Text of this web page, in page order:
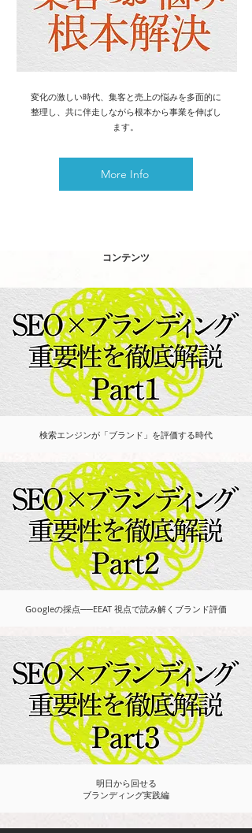
変化の激しい時代、集客と売上の悩みを多面的に
整理し、共に伴走しながら根本から事業を伸ばし
ます。
More Info
コンテンツ
検索エンジンが「ブランド」を評価する時代
Googleの採点──EEAT 視点で読み解くブランド評価
明日から回せる
ブランディング実践編